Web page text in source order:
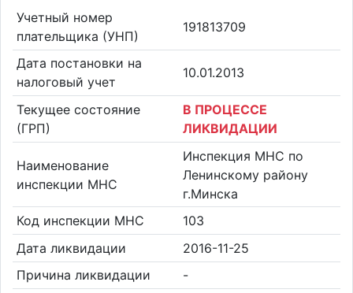
Учетный номер
плательщика (УНП)
191813709
Дата постановки на
налоговый учет
10.01.2013
Текущее состояние
(ГРП)
В ПРОЦЕССЕ
ЛИКВИДАЦИИ
Наименование
инспекции МНС
Инспекция МНС по
Ленинскому району
г.Минска
Код инспекции МНС
103
Дата ликвидации
2016-11-25
Причина ликвидации
-